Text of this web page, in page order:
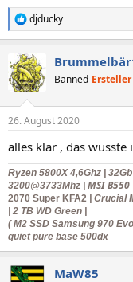
R
e
k
t
i
e
:
djducky
Banned
26. August 2020
alles klar , das wusste
Ryzen 5800X4,6Ghz |
3200@3733Mhz | MSI
2070 Super KFA2 | Crucial
| 2 TB WD Green |
( M2 SSD Samsung 970
quiet pure base 500dx
MaW85